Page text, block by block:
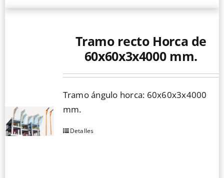
Tramo recto Horca de
60x60x3x4000 mm.
Tramo ángulo horca: 60x60x3x4000
mm.
Detalles